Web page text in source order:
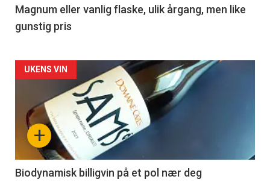
3
Magnum eller vanlig flaske, ulik årgang, men like
gunstig pris
Forsiden
akkurat
nå
4
+
UKENS VIN
Biodynamisk billigvin på et pol nær deg